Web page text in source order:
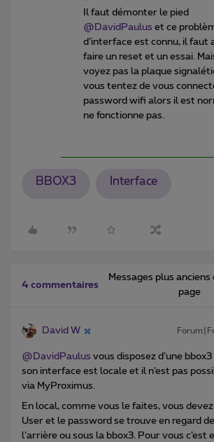
Il faut démonter le pied ​
@DavidPaulus et ce
d’interface est connu, il faut
faire un reset et un essai.
voyez pas la plaque
vous tentez de vous
password wifi alors il est
ne fonctionne pas.
BBOX3 Interface
4 commentaires
Messages plus
page
David W
@DavidPaulus vous disposez d’une
son interface est locale et il n’est pas
via MyProximus.
En local, comme vous le faites, vous
User et le password se trouve en regard
l’arrière ou sous la bbox3. Pour vous c’est